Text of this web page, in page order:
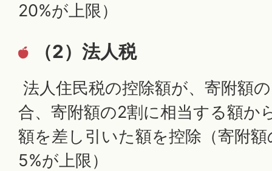
20%が上限）
（2）法人税
法人住民税の控除額が、寄附額
合、寄附額の2割に相当する額か
額を差し引いた額を控除（寄附
5%が上限）